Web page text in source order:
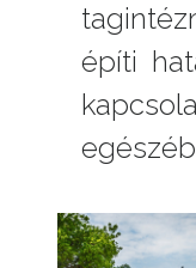
építi